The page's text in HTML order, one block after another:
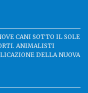
CANI SOTTO IL SOLE
ANIMALISTI
DELLA NUOVA